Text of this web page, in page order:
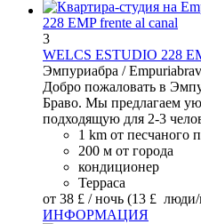
3
WELCS ESTUDIO 228
Эмпуриабра /
Добро пожаловать в
Браво. Мы предлагаем
подходящую для 2-3
1 km от песчаного
200 м от города
кондиционер
Терраса
от 38 £ / ночь (13 £ люди/
ИНФОРМАЦИЯ